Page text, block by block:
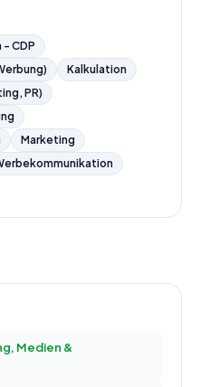
CDP
Kalkulation
PR)
Marketing
Medien &